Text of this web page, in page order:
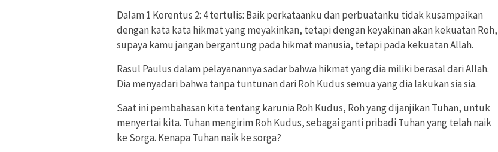
Dalam 1 Korentus 2: 4 tertulis: Baik perkataanku dan perbuatanku tidak kusampaikan
dengan kata kata hikmat yang meyakinkan, tetapi dengan keyakinan akan kekuatan Roh,
supaya kamu jangan bergantung pada hikmat manusia, tetapi pada kekuatan Allah.
Rasul Paulus dalam pelayanannya sadar bahwa hikmat yang dia miliki berasal dari Allah.
Dia menyadari bahwa tanpa tuntunan dari Roh Kudus semua yang dia lakukan sia sia.
Saat ini pembahasan kita tentang karunia Roh Kudus, Roh yang dijanjikan Tuhan, untuk
menyertai kita. Tuhan mengirim Roh Kudus, sebagai ganti pribadi Tuhan yang telah naik
ke Sorga. Kenapa Tuhan naik ke sorga?